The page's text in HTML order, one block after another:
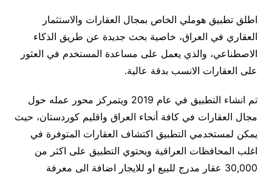
اطلق تطبيق هوملي الخاص بمجال العقارات والاستثمار
العقاري في العراق، خاصية بحث جديدة عن طريق الذكاء
الاصطناعي، والذي يعمل على مساعدة المستخدم في العثور
على العقارات الانسب بدقة عالية.
تم انشاء التطبيق في عام 2019 ويتمركز محور عمله حول
مجال العقارات في كافة أنحاء العراق واقليم كوردستان، حيث
يمكن لمستخدمي التطبيق اكتشاف العقارات المتوفرة في
اغلب المحافظات العراقية ويحتوي التطبيق على اكثر من
30,000 عقار مدرج للبيع او للايجار اضافة الى معرفة